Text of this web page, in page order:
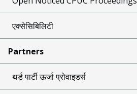
एक्सेसिबिलिटी
Partners
थर्ड पार्टी ऊर्जा प्रोवाइडर्स